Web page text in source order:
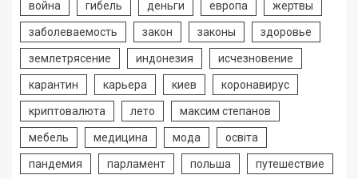
война гибель деньги европа жертвы
заболеваемость закон законы здоровье
землетрясение индонезия исчезновение
карантин карьера киев коронавирус
криптовалюта лето максим степанов
мебель медицина мода освіта
пандемия парламент польша путешествие